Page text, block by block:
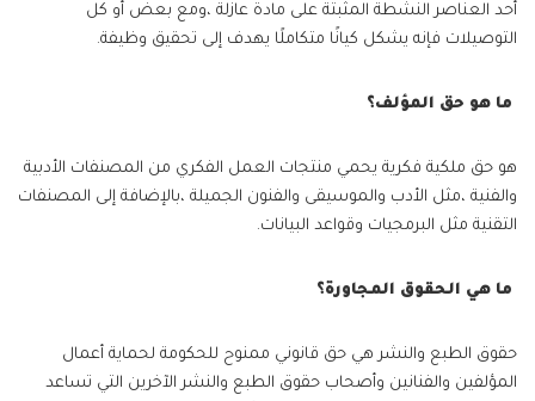
أحد العناصر النشطة المثبتة على مادة عازلة ،ومع بعض أو كل
التوصيلات فإنه يشكل كيانًا متكاملًا يهدف إلى تحقيق وظيفة.
ما هو حق المؤلف؟
هو حق ملكية فكرية يحمي منتجات العمل الفكري من المصنفات الأدبية
والفنية ،مثل الأدب والموسيقى والفنون الجميلة ،بالإضافة إلى المصنفات
التقنية مثل البرمجيات وقواعد البيانات.
ما هي الحقوق المجاورة؟
حقوق الطبع والنشر هي حق قانوني ممنوح للحكومة لحماية أعمال
المؤلفين والفنانين وأصحاب حقوق الطبع والنشر الآخرين التي تساعد